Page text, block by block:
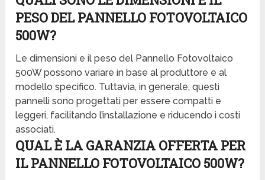
PESO DEL PANNELLO FOTOVOLTAICO
500W?
Le dimensioni e il peso del Pannello Fotovoltaico
500W possono variare in base al produttore e al
modello specifico. Tuttavia, in generale, questi
pannelli sono progettati per essere compatti e
leggeri, facilitando l’installazione e riducendo i costi
associati.
QUAL È LA GARANZIA OFFERTA PER
IL PANNELLO FOTOVOLTAICO 500W?